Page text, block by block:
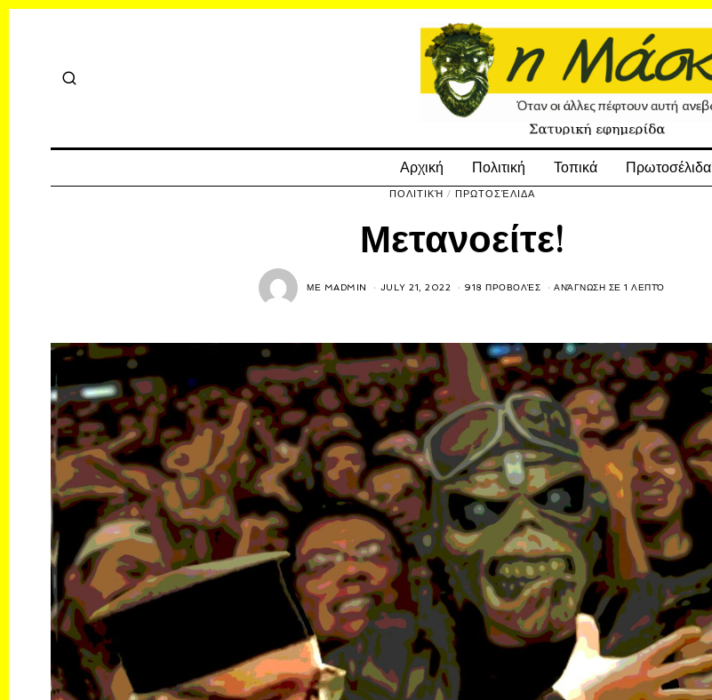
Αρχική Πολιτική Τοπικά Πρωτοσέλιδα
ΠΟΛΙΤΙΚΉ / ΠΡΩΤΟΣΈΛΙΔΑ
Μετανοείτε!
ΜΕ MADMIN JULY 21, 2022 918 ΠΡΟΒΟΛΈΣ ΑΝΆΓΝΩΣΗ ΣΕ 1 ΛΕΠΤΌ